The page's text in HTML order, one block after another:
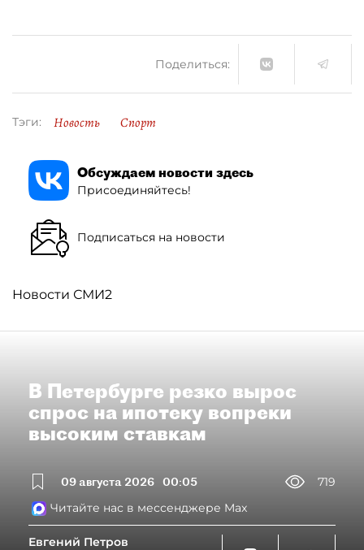
Поделиться:
Тэги: Новость Спорт
Обсуждаем новости здесь
Присоединяйтесь!
Подписаться на новости
Новости СМИ2
В Петербурге резко вырос
спрос на ипотеку вопреки
высоким ставкам
09 августа 2026 00:05
719
Читайте нас в мессенджере Max
Евгений Петров